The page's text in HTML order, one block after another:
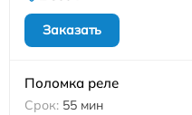
Заказать
Поломка реле
55 мин